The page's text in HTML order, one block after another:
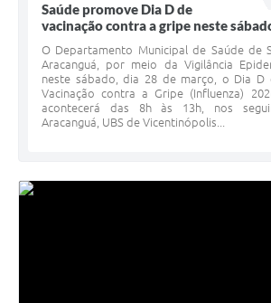
Saúde promove Dia D de
vacinação contra a gripe neste
O Departamento Municipal de Saúde de
Aracanguá, por meio da Vigilância
neste sábado, dia 28 de março, o Dia D
Vacinação contra a Gripe (Influenza)
acontecerá das 8h às 13h, nos
Aracanguá, UBS de Vicentinópolis...